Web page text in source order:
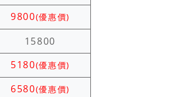
9800(優惠價)
15800
5180(優惠價)
6580(優惠價)